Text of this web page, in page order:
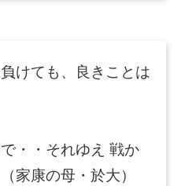
けても、良きことは
・・それゆえ 戦か
家康の母・於大）